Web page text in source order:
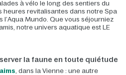
à vélo le long des sentiers du
heures revitalisantes dans notre Spa
Mundo. Que vous séjourniez
notre univers aquatique est LE
la faune en toute quiétude
, dans la Vienne : une autre